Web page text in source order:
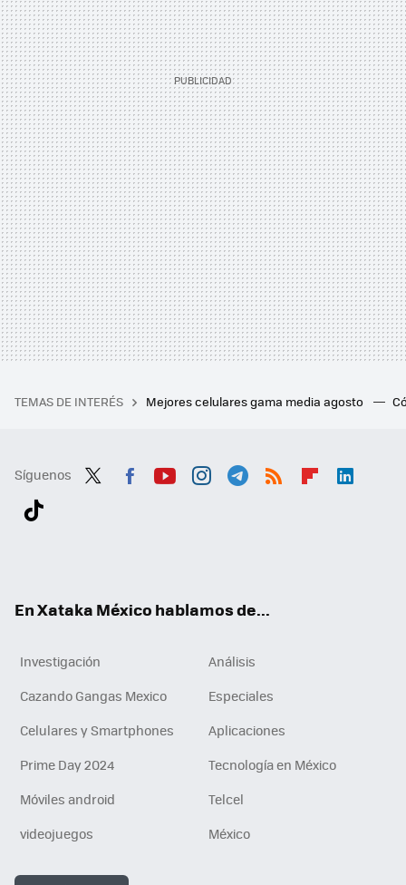
TEMAS DE INTERÉS Mejores celulares gama media agosto
Síguenos
En Xataka México hablamos de...
Investigación
Análisis
Cazando Gangas Mexico
Especiales
Celulares y Smartphones
Aplicaciones
Prime Day 2024
Tecnología en México
Móviles android
Telcel
videojuegos
México